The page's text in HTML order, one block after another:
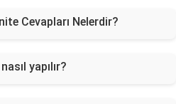
Cevapları Nelerdir?
yapılır?